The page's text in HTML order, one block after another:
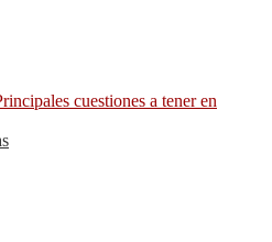
cuestiones a tener en